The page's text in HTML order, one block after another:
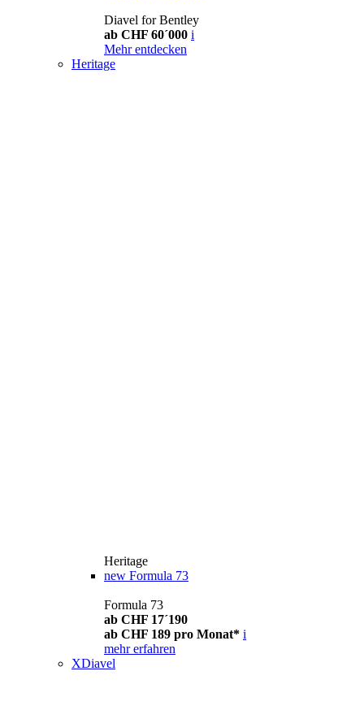
Diavel for Bentley
ab CHF 60´000 i
Mehr entdecken
Heritage
Heritage
new Formula 73
Formula 73
ab CHF 17´190
ab CHF 189 pro Monat* i
mehr erfahren
XDiavel